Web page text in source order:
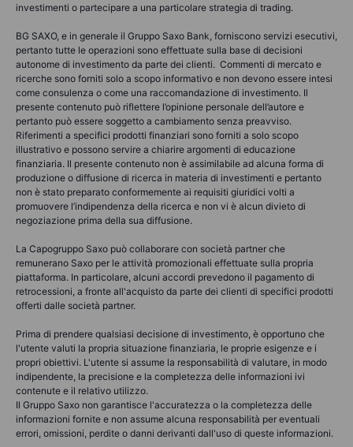
investimenti o partecipare a una particolare strategia di trading.
BG SAXO, e in generale il Gruppo Saxo Bank, forniscono servizi esecutivi,
pertanto tutte le operazioni sono effettuate sulla base di decisioni
autonome di investimento da parte dei clienti. Commenti di mercato e
ricerche sono forniti solo a scopo informativo e non devono essere intesi
come consulenza o come una raccomandazione di investimento. Il
presente contenuto può riflettere l’opinione personale dell’autore e
pertanto può essere soggetto a cambiamento senza preavviso.
Riferimenti a specifici prodotti finanziari sono forniti a solo scopo
illustrativo e possono servire a chiarire argomenti di educazione
finanziaria. Il presente contenuto non è assimilabile ad alcuna forma di
produzione o diffusione di ricerca in materia di investimenti e pertanto
non è stato preparato conformemente ai requisiti giuridici volti a
promuovere l’indipendenza della ricerca e non vi è alcun divieto di
negoziazione prima della sua diffusione.
La Capogruppo Saxo può collaborare con società partner che
remunerano Saxo per le attività promozionali effettuate sulla propria
piattaforma. In particolare, alcuni accordi prevedono il pagamento di
retrocessioni, a fronte all'acquisto da parte dei clienti di specifici prodotti
offerti dalle società partner.
Prima di prendere qualsiasi decisione di investimento, è opportuno che
l'utente valuti la propria situazione finanziaria, le proprie esigenze e i
propri obiettivi. L'utente si assume la responsabilità di valutare, in modo
indipendente, la precisione e la completezza delle informazioni ivi
contenute e il relativo utilizzo.
Il Gruppo Saxo non garantisce l'accuratezza o la completezza delle
informazioni fornite e non assume alcuna responsabilità per eventuali
errori, omissioni, perdite o danni derivanti dall'uso di queste informazioni.